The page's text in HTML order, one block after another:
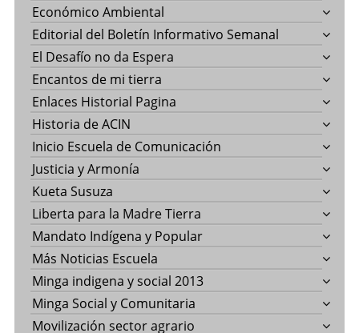
Económico Ambiental
Editorial del Boletín Informativo Semanal
El Desafío no da Espera
Encantos de mi tierra
Enlaces Historial Pagina
Historia de ACIN
Inicio Escuela de Comunicación
Justicia y Armonía
Kueta Susuza
Liberta para la Madre Tierra
Mandato Indígena y Popular
Más Noticias Escuela
Minga indigena y social 2013
Minga Social y Comunitaria
Movilización sector agrario